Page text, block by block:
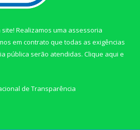
Realizamos uma assessoria
em contrato que todas as exigências
pública serão atendidas. Clique aqui e
de Transparência